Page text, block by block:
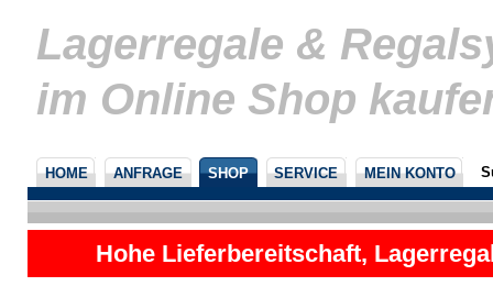
Lagerregale &
im Online Shop
HOME ANFRAGE SHOP SERVICE MEIN KONTO
Hohe Lieferbereitschaft,